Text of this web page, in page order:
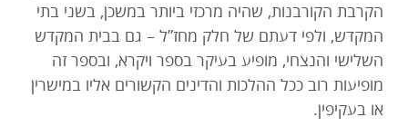
הקרבת הקורבנות, שהיה מרכזי ביותר במשכן, בשני בתי
המקדש, ולפי דעתם של חלק מחז”ל – גם בבית המקדש
השלישי והנצחי, מופיע בעיקר בספר ויקרא, ובספר זה
מופיעות רוב ככל ההלכות והדינים הקשורים אליו במישרין
או בעקיפין.